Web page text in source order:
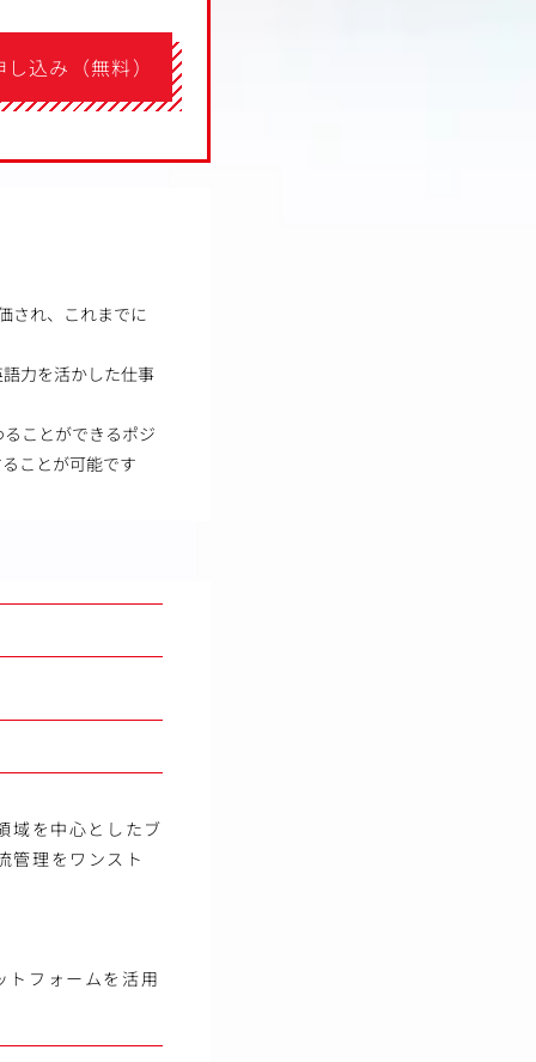
込み（無料）
され、これまでに
力を活かした仕事
ことができるポジ
ことが可能です
域を中心としたブ
管理をワンスト
トフォームを活用